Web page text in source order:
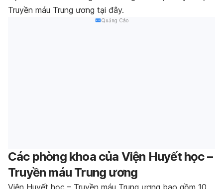
Truyền máu Trung ương tại đây.
Quảng Cáo
Các phòng khoa của Viện Huyết học –
Truyền máu Trung ương
Viện Huyết học – Truyền máu Trung ương bao gồm 10